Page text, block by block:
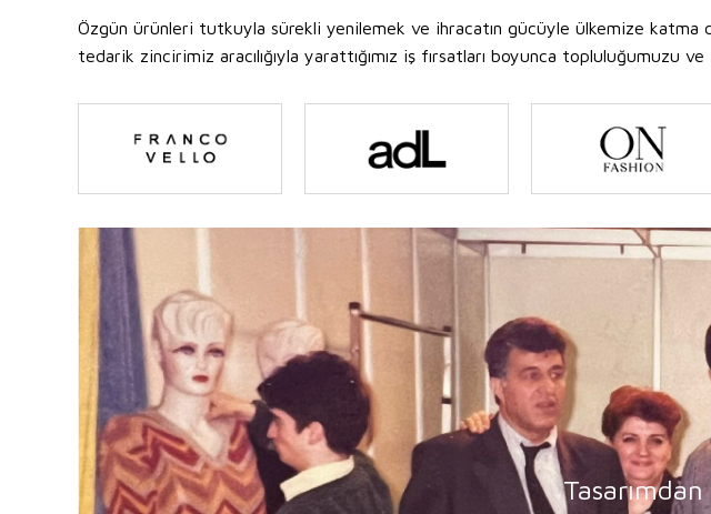
Özgün ürünleri tutkuyla sürekli yenilemek ve ihracatın gücüyle ülkemize
tedarik zincirimiz aracılığıyla yarattığımız iş fırsatları boyunca topluluğumuzu ve